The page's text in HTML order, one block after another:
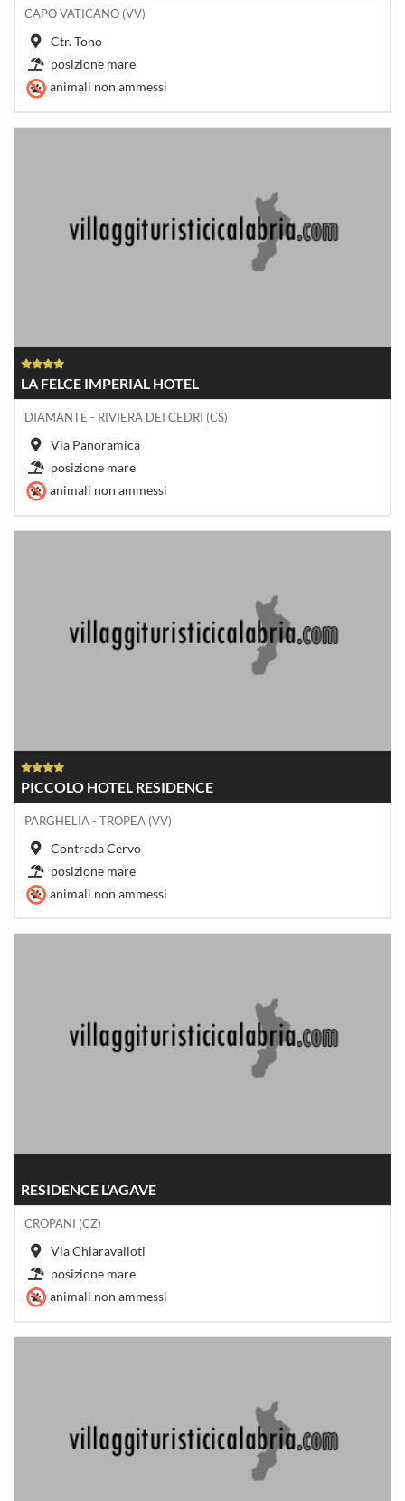
CAPO VATICANO (VV)
Ctr. Tono
posizione mare
animali non ammessi
LA FELCE IMPERIAL HOTEL
DIAMANTE - RIVIERA DEI CEDRI (CS)
Via Panoramica
posizione mare
animali non ammessi
PICCOLO HOTEL RESIDENCE
PARGHELIA - TROPEA (VV)
Contrada Cervo
posizione mare
animali non ammessi
RESIDENCE L'AGAVE
CROPANI (CZ)
Via Chiaravalloti
posizione mare
animali non ammessi